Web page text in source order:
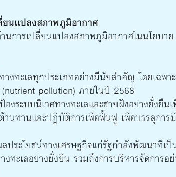
นเเปลงสภาพภูมิอากาศ
การเปลี่ยนแปลงสภาพภูมิอากาศในนโยบา
งทะเลทุกประเภทอย่างมีนัยสำคัญ โดยเฉพ
pollution) ภายในปี 2568
งระบบนิเวศทางทะเลและชายฝั่งอย่างยั่งยื
านทานและปฏิบัติการเพื่อฟื้นฟู เพื่อบรรลุกา
ระโยชน์ทางเศรษฐกิจแก่รัฐกำลังพัฒนาที่เป็
ทะเลอย่างยั่งยืน รวมถึงการบริหารจัดการอ